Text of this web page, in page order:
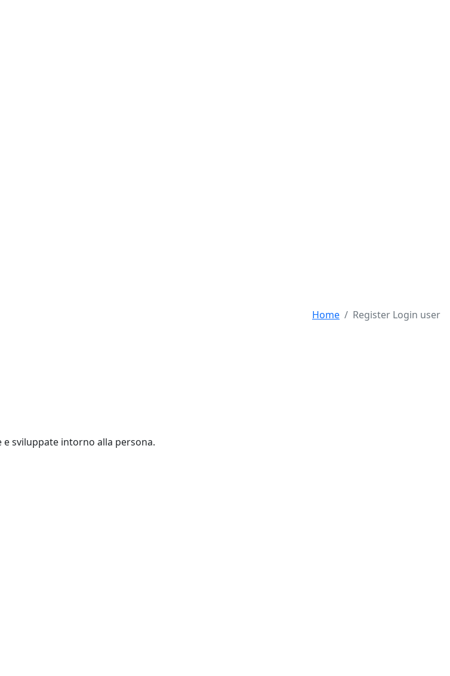
Home Register Login user
sviluppate intorno alla persona.